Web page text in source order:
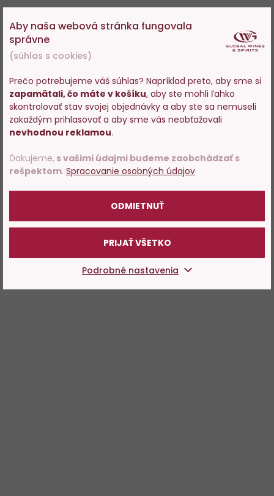
Aby naša webová stránka fungovala
správne
(súhlas s cookies)
Prečo potrebujeme váš súhlas? Napríklad preto, aby sme si
zapamätali, čo máte v košíku, aby ste mohli ľahko
skontrolovať stav svojej objednávky a aby ste sa nemuseli
zakaždým prihlasovať a aby sme vás neobťažovali
nevhodnou reklamou.
Ďakujeme, s vašimi údajmi budeme zaobchádzať s
rešpektom. Spracovanie osobných údajov
ODMIETNUŤ
PRIJAŤ VŠETKO
Podrobné nastavenia
Vstupujete na stránky s
predajom alkoholu. Prosím
potvrďte, že Vám už bolo 18